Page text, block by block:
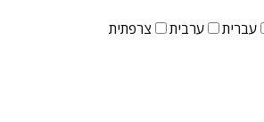
עברית ערבית צרפתית